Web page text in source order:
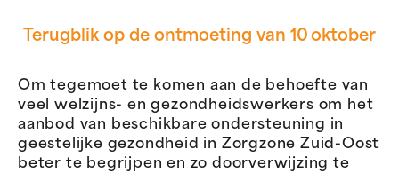
Terugblik op de ontmoeting van 10 oktober
Om tegemoet te komen aan de behoefte van
veel welzijns- en gezondheidswerkers om het
aanbod van beschikbare ondersteuning in
geestelijke gezondheid in Zorgzone Zuid-Oost
beter te begrijpen en zo doorverwijzing te